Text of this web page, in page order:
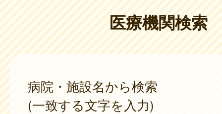
医療機関検索
病院・施設名から検索
(一致する文字を入力)